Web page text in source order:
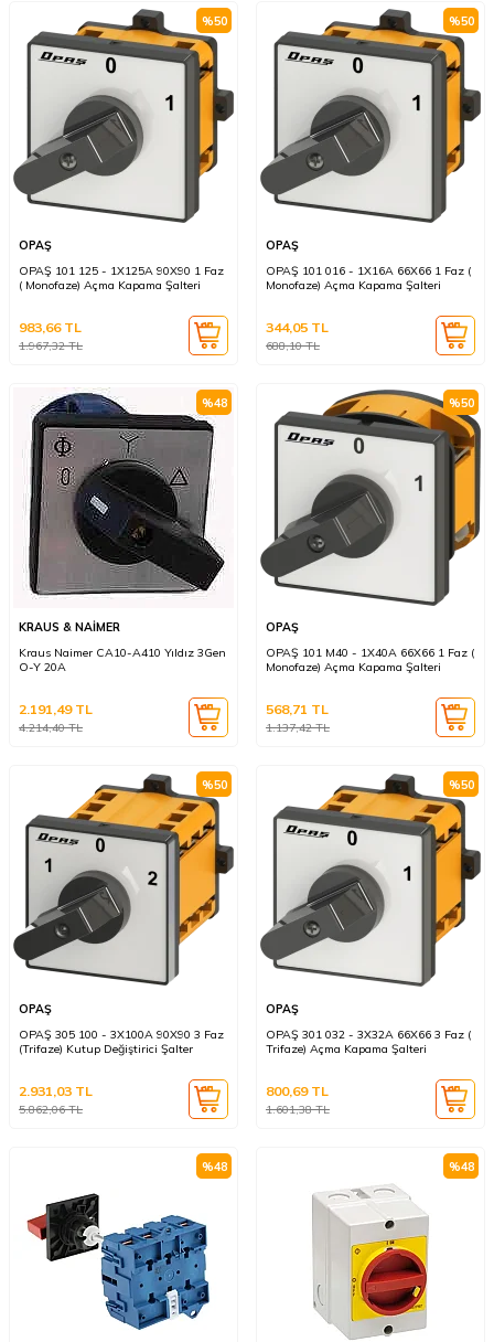
%50
OPAŞ
OPAŞ 101 125 - 1X125A 90X90 1 Faz
( Monofaze) Açma Kapama Şalteri
1.967,32TL
983,66TL
%50
OPAŞ
OPAŞ 101 016 - 1X16A 66X66 1 Faz (
Monofaze) Açma Kapama Şalteri
688,10TL
344,05 TL
%48
KRAUS & NAİMER
Kraus Naimer CA10-A410 Yıldız 3Gen
O-Y 20A
4.214,40TL
2.191,49TL
%50
OPAŞ
OPAŞ 101 M40 - 1X40A 66X66 1 Faz (
Monofaze) Açma Kapama Şalteri
1.137,42TL
568,71 TL
%50
OPAŞ
OPAŞ 305 100 - 3X100A 90X90 3 Faz
(Trifaze) Kutup Değiştirici Şalter
5.862,06TL
2.931,03 TL
%50
OPAŞ
OPAŞ 301 032 - 3X32A 66X66 3 Faz (
Trifaze) Açma Kapama Şalteri
1.601,38TL
800,69TL
%48 %48